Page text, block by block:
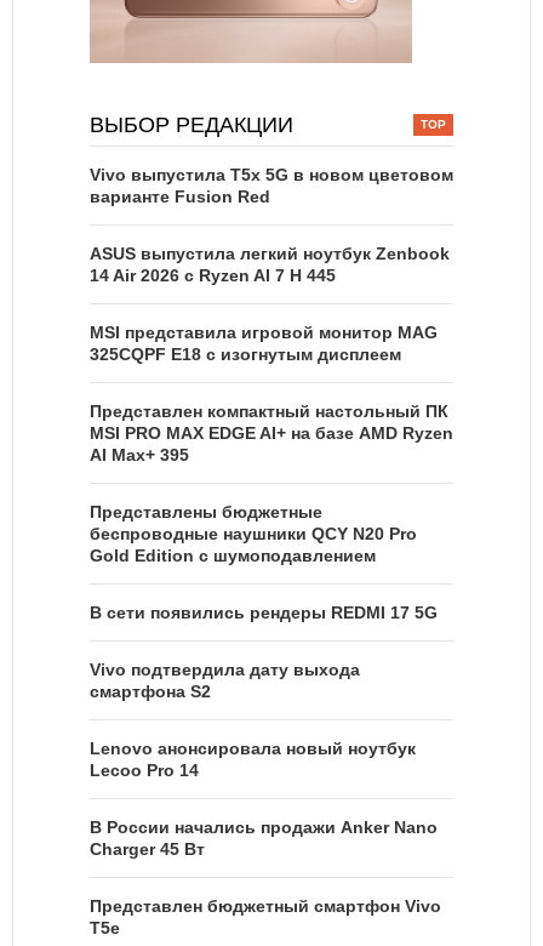
ВЫБОР РЕДАКЦИИ
Vivo выпустила T5x 5G в новом цветовом
варианте Fusion Red
ASUS выпустила легкий ноутбук Zenbook
14 Air 2026 с Ryzen AI 7 H 445
MSI представила игровой монитор MAG
325CQPF E18 с изогнутым дисплеем
Представлен компактный настольный ПК
MSI PRO MAX EDGE AI+ на базе AMD Ryzen
AI Max+ 395
Представлены бюджетные
беспроводные наушники QCY N20 Pro
Gold Edition с шумоподавлением
В сети появились рендеры REDMI 17 5G
Vivo подтвердила дату выхода
смартфона S2
Lenovo анонсировала новый ноутбук
Lecoo Pro 14
В России начались продажи Anker Nano
Charger 45 Вт
Представлен бюджетный смартфон Vivo
T5e